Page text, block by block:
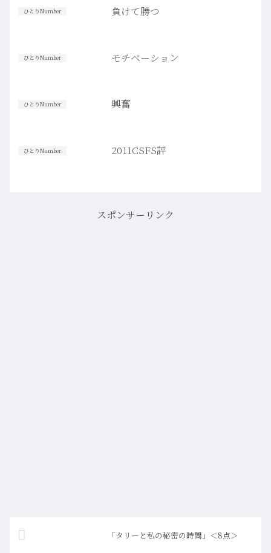
ひとりNumber 負けて勝つ
ひとりNumber モチベーション
ひとりNumber 興奮
ひとりNumber 2011CSFS評
スポンサーリンク
「タリーと私の秘密の時間」＜8点＞